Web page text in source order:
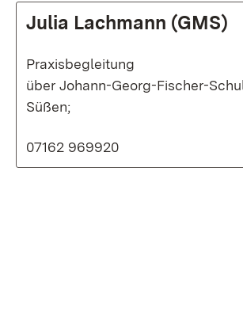
Julia Lachmann (GMS)
Praxisbegleitung
über Johann-Georg-Fischer-
Süßen;
07162 969920